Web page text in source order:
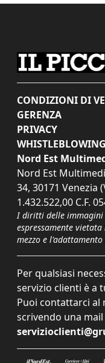
CONDIZIONI DI
GERENZA
PRIVACY
WHISTLEBLOWING
Nord Est
Nord Est
34, 30171 Venezia
1.432.522,00 C.F.
I diritti delle immagini
espressamente
mezzo e
Per qualsiasi
servizio clienti è a
Puoi contattarci al
scrivendo una mail